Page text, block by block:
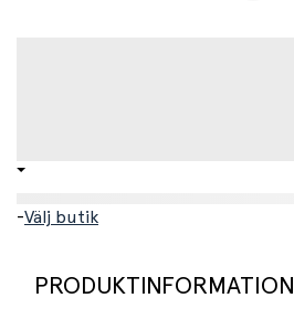
-Välj butik
PRODUKTINFORMATION